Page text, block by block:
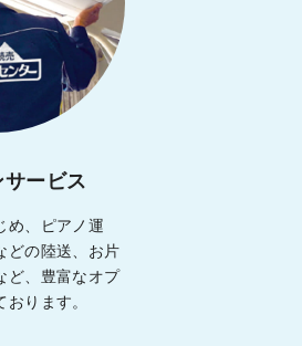
ービス
め、ピアノ運
どの陸送、お片
ど、豊富なオプ
ります。